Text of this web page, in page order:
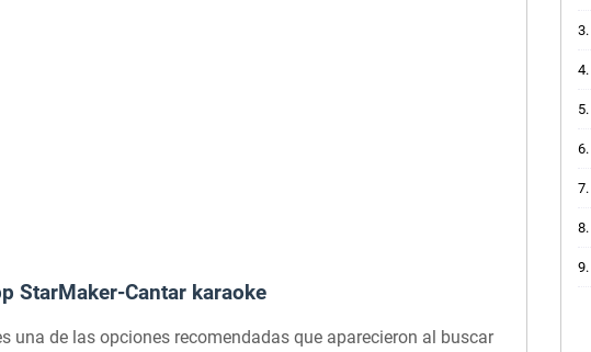
StarMaker-Cantar karaoke
una de las opciones recomendadas que aparecieron al buscar